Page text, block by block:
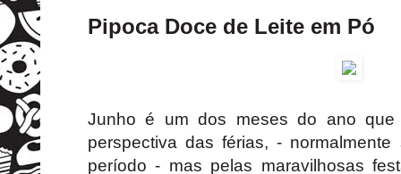
Pipoca Doce de Leite em Pó
Junho é um dos meses do ano
perspectiva das férias, -
período - mas pelas maravilhosas